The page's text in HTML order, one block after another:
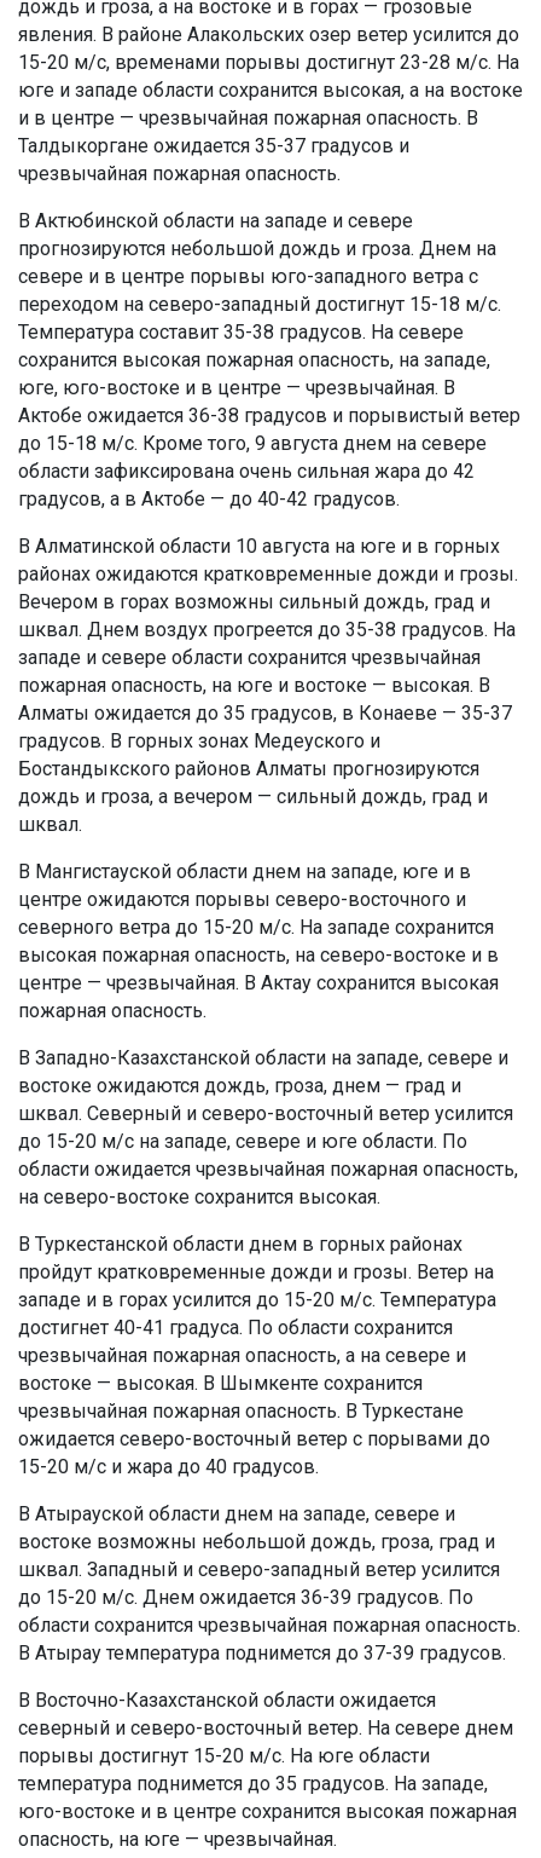
дождь и гроза, а на востоке и в горах — грозовые
явления. В районе Алакольских озер ветер усилится до
15-20 м/с, временами порывы достигнут 23-28 м/с. На
юге и западе области сохранится высокая, а на востоке
и в центре — чрезвычайная пожарная опасность. В
Талдыкоргане ожидается 35-37 градусов и
чрезвычайная пожарная опасность.
В Актюбинской области на западе и севере
прогнозируются небольшой дождь и гроза. Днем на
севере и в центре порывы юго-западного ветра с
переходом на северо-западный достигнут 15-18 м/с.
Температура составит 35-38 градусов. На севере
сохранится высокая пожарная опасность, на западе,
юге, юго-востоке и в центре — чрезвычайная. В
Актобе ожидается 36-38 градусов и порывистый ветер
до 15-18 м/с. Кроме того, 9 августа днем на севере
области зафиксирована очень сильная жара до 42
градусов, а в Актобе — до 40-42 градусов.
В Алматинской области 10 августа на юге и в горных
районах ожидаются кратковременные дожди и грозы.
Вечером в горах возможны сильный дождь, град и
шквал. Днем воздух прогреется до 35-38 градусов. На
западе и севере области сохранится чрезвычайная
пожарная опасность, на юге и востоке — высокая. В
Алматы ожидается до 35 градусов, в Конаеве — 35-37
градусов. В горных зонах Медеуского и
Бостандыкского районов Алматы прогнозируются
дождь и гроза, а вечером — сильный дождь, град и
шквал.
В Мангистауской области днем на западе, юге и в
центре ожидаются порывы северо-восточного и
северного ветра до 15-20 м/с. На западе сохранится
высокая пожарная опасность, на северо-востоке и в
центре — чрезвычайная. В Актау сохранится высокая
пожарная опасность.
В Западно-Казахстанской области на западе, севере и
востоке ожидаются дождь, гроза, днем — град и
шквал. Северный и северо-восточный ветер усилится
до 15-20 м/с на западе, севере и юге области. По
области ожидается чрезвычайная пожарная опасность,
на северо-востоке сохранится высокая.
В Туркестанской области днем в горных районах
пройдут кратковременные дожди и грозы. Ветер на
западе и в горах усилится до 15-20 м/с. Температура
достигнет 40-41 градуса. По области сохранится
чрезвычайная пожарная опасность, а на севере и
востоке — высокая. В Шымкенте сохранится
чрезвычайная пожарная опасность. В Туркестане
ожидается северо-восточный ветер с порывами до
15-20 м/с и жара до 40 градусов.
В Атырауской области днем на западе, севере и
востоке возможны небольшой дождь, гроза, град и
шквал. Западный и северо-западный ветер усилится
до 15-20 м/с. Днем ожидается 36-39 градусов. По
области сохранится чрезвычайная пожарная опасность.
В Атырау температура поднимется до 37-39 градусов.
В Восточно-Казахстанской области ожидается
северный и северо-восточный ветер. На севере днем
порывы достигнут 15-20 м/с. На юге области
температура поднимется до 35 градусов. На западе,
юго-востоке и в центре сохранится высокая пожарная
опасность, на юге — чрезвычайная.